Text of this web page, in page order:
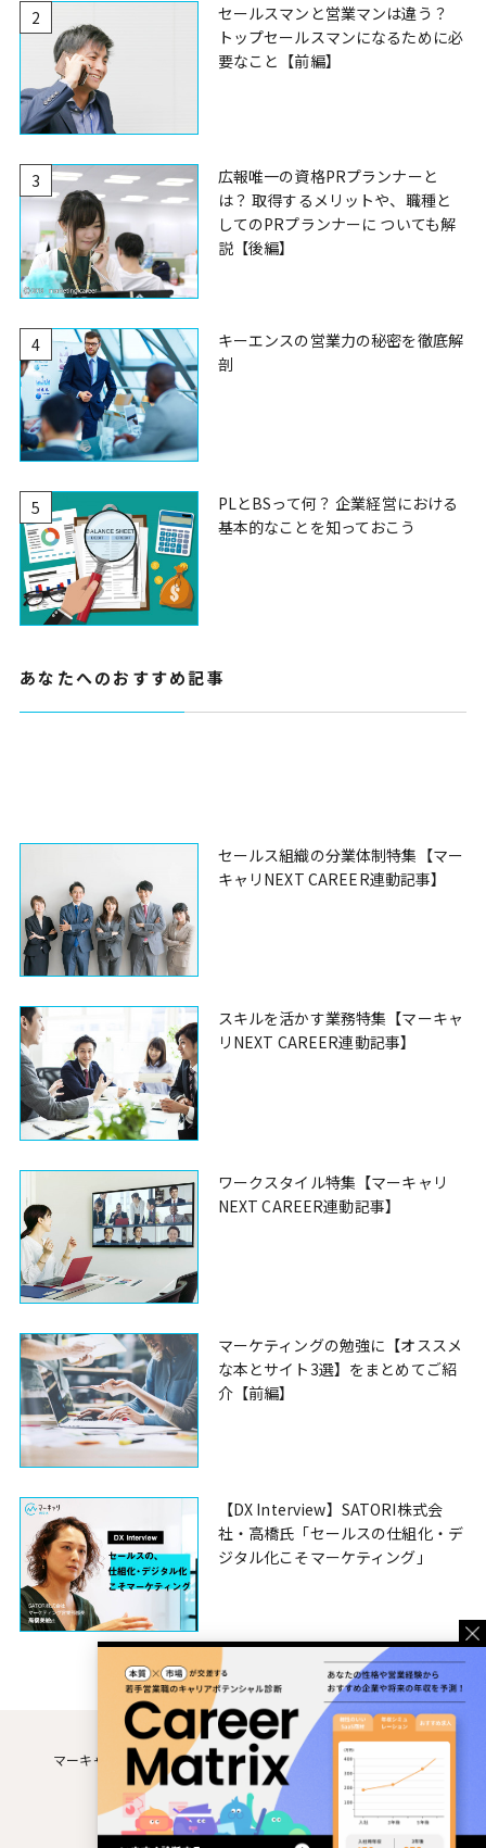
2
セールスマンと営業マンは違う？
トップセールスマンになるために必
要なこと【前編】
3
広報唯一の資格PRプランナーと
は？ 取得するメリットや、職種と
してのPRプランナーに ついても解
説【後編】
4
キーエンスの営業力の秘密を徹底解
剖
5
PLとBSって何？ 企業経営における
基本的なことを知っておこう
あなたへのおすすめ記事
セールス組織の分業体制特集【マー
キャリNEXT CAREER連動記事】
スキルを活かす業務特集【マーキャ
リNEXT CAREER連動記事】
ワークスタイル特集【マーキャリ
NEXT CAREER連動記事】
マーケティングの勉強に【オススメ
な本とサイト3選】をまとめてご紹
介【前編】
【DX Interview】SATORI株式会
社・高橋氏「セールスの仕組化・デ
ジタル化こそマーケティング」
マーキャリMEDIAとは 運営企業 利用規約
個人情報保護方針
お問い合わせ
© MM Souken Co., Ltd.